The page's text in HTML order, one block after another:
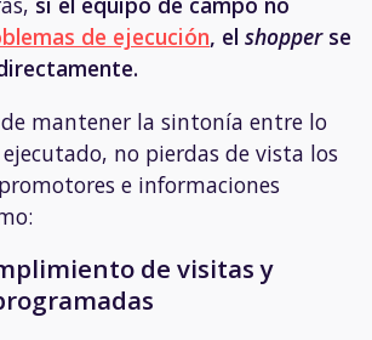
de ejecución, el shopper se
mantener la sintonía entre lo
no pierdas de vista los
e informaciones
de visitas y